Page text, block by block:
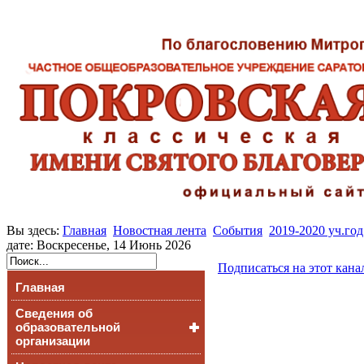
Вы здесь: Главная Новостная лента События 2019-2020 уч.год
дате: Воскресенье, 14 Июнь 2026
Главная
Сведения об
образовательной
организации
Подписаться на этот